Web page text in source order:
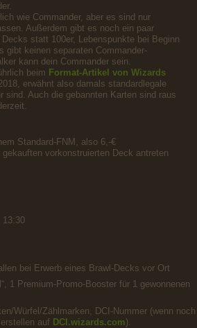
wie Commander, aber es sind nur
Außerdem gibt es noch ein paar
statt 100er, Lebenspunkte bei Beginn
gibt keinen separaten Commander-
kann dein Commander sein.
beim Format-Artikel von Wizards
erwähnt also damals standardlegale
sind. Auch die gebannten Karten sind raus
Standard-FNM, also 6,-€
vorkonstruierten Deck antreten
13:30
bei Erwerb eines Brawl-Decks vor Ort
1 Premium-Promo-Booster für 1 gewonnenen
Würfel/Zählmarken, DCI-Nummer (wenn noch
auf DCI.wizards.com).